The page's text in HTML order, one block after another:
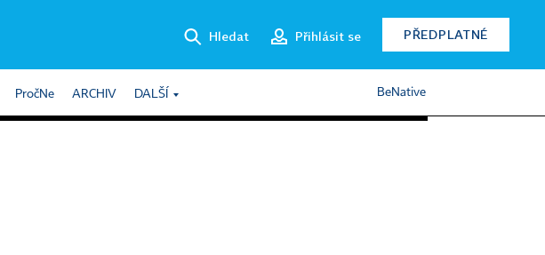
Hledat Přihlásit se PŘEDPLATNÉ
PročNe ARCHIV DALŠÍ BeNative